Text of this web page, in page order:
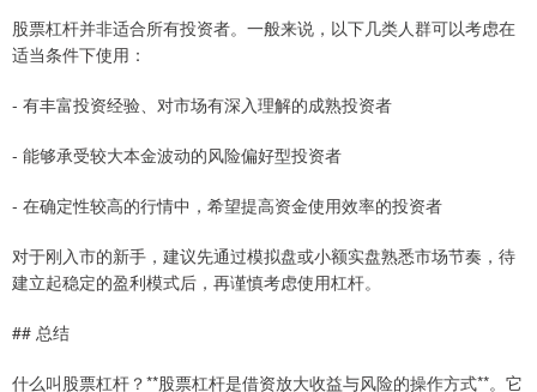
股票杠杆并非适合所有投资者。一般来说，以下几类人群可以考虑在
适当条件下使用：
- 有丰富投资经验、对市场有深入理解的成熟投资者
- 能够承受较大本金波动的风险偏好型投资者
- 在确定性较高的行情中，希望提高资金使用效率的投资者
对于刚入市的新手，建议先通过模拟盘或小额实盘熟悉市场节奏，待
建立起稳定的盈利模式后，再谨慎考虑使用杠杆。
## 总结
什么叫股票杠杆？**股票杠杆是借资放大收益与风险的操作方式**。它